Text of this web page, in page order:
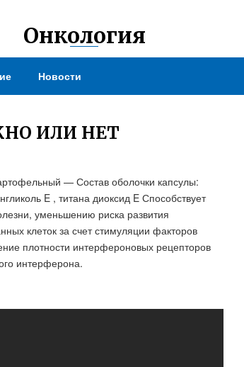
Онкология
Новости
ИЛИ НЕТ
— Состав оболочки капсулы:
E , титана диоксид E Способствует
уменьшению риска развития
клеток за счет стимуляции факторов
плотности интерфероновых рецепторов
интерферона.